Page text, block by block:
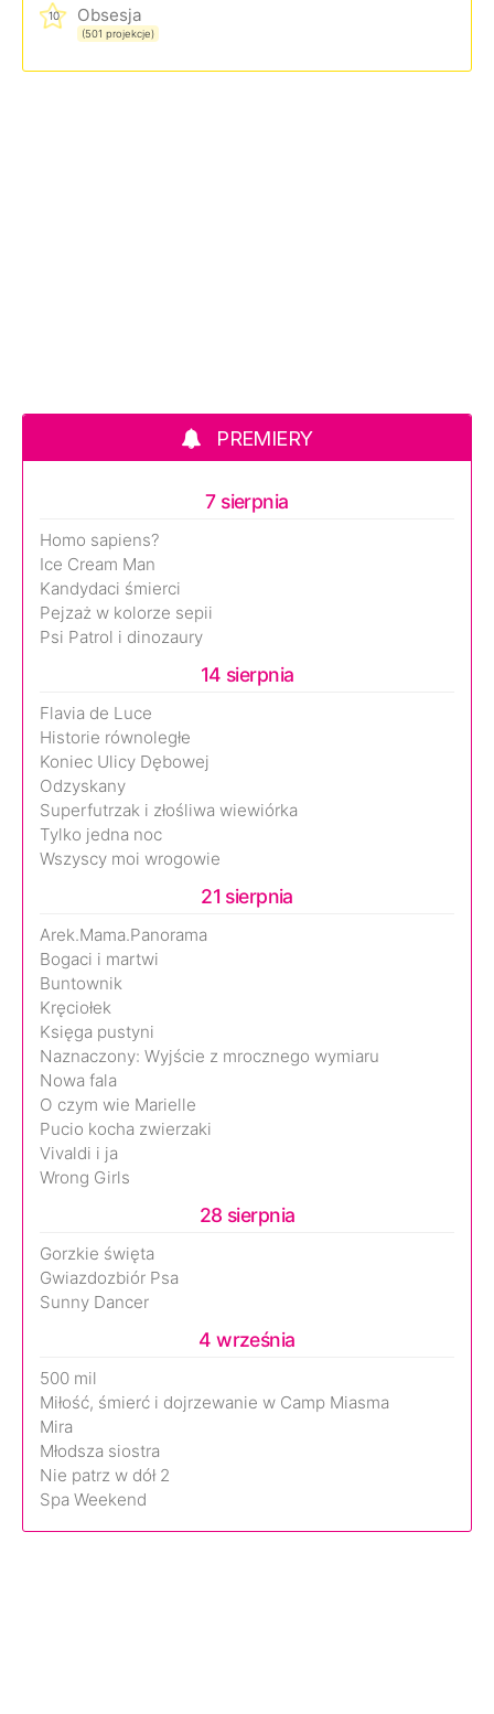
10 Obsesja
(501 projekcje)
PREMIERY
7 sierpnia
Homo sapiens?
Ice Cream Man
Kandydaci śmierci
Pejzaż w kolorze sepii
Psi Patrol i dinozaury
14 sierpnia
Flavia de Luce
Historie równoległe
Koniec Ulicy Dębowej
Odzyskany
Superfutrzak i złośliwa wiewiórka
Tylko jedna noc
Wszyscy moi wrogowie
21 sierpnia
Arek.Mama.Panorama
Bogaci i martwi
Buntownik
Kręciołek
Księga pustyni
Naznaczony: Wyjście z mrocznego wymiaru
Nowa fala
O czym wie Marielle
Pucio kocha zwierzaki
Vivaldi i ja
Wrong Girls
28 sierpnia
Gorzkie święta
Gwiazdozbiór Psa
Sunny Dancer
4 września
500 mil
Miłość, śmierć i dojrzewanie w Camp Miasma
Mira
Młodsza siostra
Nie patrz w dół 2
Spa Weekend